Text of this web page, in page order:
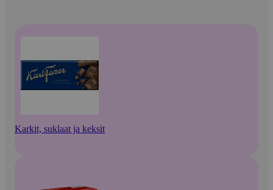
Karkit, suklaat ja keksit